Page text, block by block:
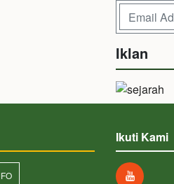
Iklan
Ikuti Kami